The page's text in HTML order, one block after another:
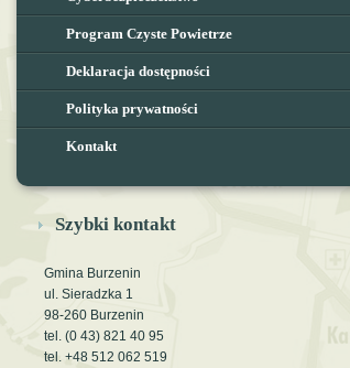
Program Czyste Powietrze
Deklaracja dostępności
Polityka prywatności
Kontakt
Szybki kontakt
Gmina Burzenin
ul. Sieradzka 1
98-260 Burzenin
tel. (0 43) 821 40 95
tel. +48 512 062 519